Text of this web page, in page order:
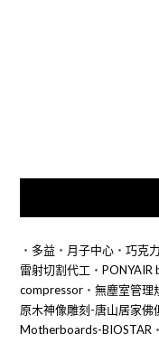
‧ 多益‧ 月子中心‧ 巧克
雷射切割代工 ‧ PONYAIR
compressor‧ 無塵室管理
原木神像雕刻-唐山居家佛
Motherboards-BIOSTAR‧